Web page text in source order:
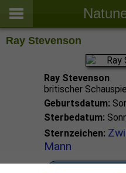
Ray Stevenson
Ray Stevenson
britischer
Geburtsdatum:
Sterbedatum:
Sternzeichen:
Mann